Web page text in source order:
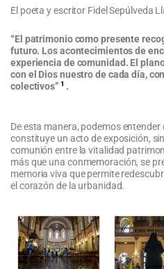
El poeta y escritor Fidel Sepúlveda
“El patrimonio como presente
futuro. Los acontecimientos de
experiencia de comunidad. El
con el Dios nuestro de cada día,
colectivos” 1 .
De esta manera, podemos
constituye un acto de exposición,
comunión entre la vitalidad
más que una conmemoración, se
memoria viva que permite
el corazón de la urbanidad.